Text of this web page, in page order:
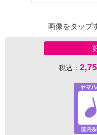
画像をタップ
税込：